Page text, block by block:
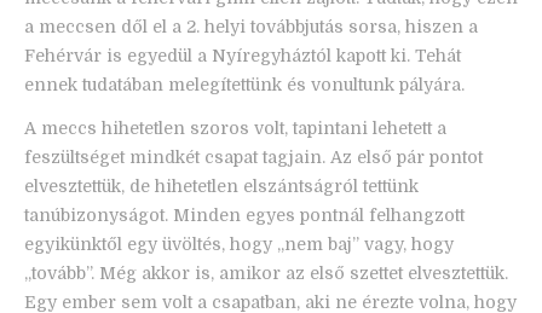
a meccsen dől el a 2. helyi továbbjutás sorsa, hiszen a
Fehérvár is egyedül a Nyíregyháztól kapott ki. Tehát
ennek tudatában melegítettünk és vonultunk pályára.
A meccs hihetetlen szoros volt, tapintani lehetett a
feszültséget mindkét csapat tagjain. Az első pár pontot
elvesztettük, de hihetetlen elszántságról tettünk
tanúbizonyságot. Minden egyes pontnál felhangzott
egyikünktől egy üvöltés, hogy „nem baj” vagy, hogy
„tovább”. Még akkor is, amikor az első szettet elvesztettük.
Egy ember sem volt a csapatban, aki ne érezte volna, hogy